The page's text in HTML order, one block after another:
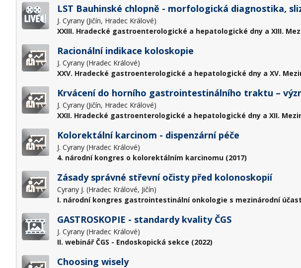
LST Bauhinské chlopně - morfologická diagnostika,
J. Cyrany (Jičín, Hradec Králové)
XXIII. Hradecké gastroenterologické a hepatologické dny a XIII.
Racionální indikace koloskopie
J. Cyrany (Hradec Králové)
XXV. Hradecké gastroenterologické a hepatologické dny a XV.
Krvácení do horního gastrointestinálního traktu –
J. Cyrany (Jičín, Hradec Králové)
XXII. Hradecké gastroenterologické a hepatologické dny a XII.
Kolorektální karcinom - dispenzární péče
J. Cyrany (Hradec Králové)
4. národní kongres o kolorektálním karcinomu (2017)
Zásady správné střevní očisty před kolonoskopií
Cyrany J. (Hradec Králové, Jičín)
I. národní kongres gastrointestinální onkologie s mezinárodní
GASTROSKOPIE - standardy kvality ČGS
J. Cyrany (Hradec Králové)
II. webinář ČGS - Endoskopická sekce (2022)
Choosing wisely